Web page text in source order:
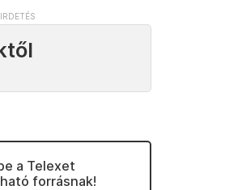
a Telexet
forrásnak!